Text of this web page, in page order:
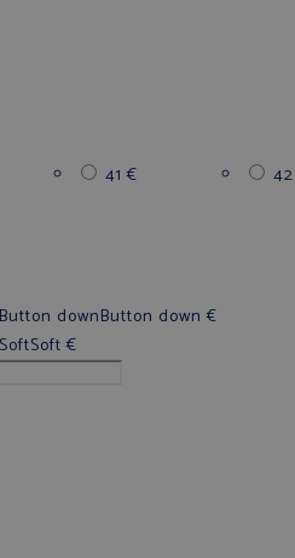
41 € 42
Button down €
Soft €